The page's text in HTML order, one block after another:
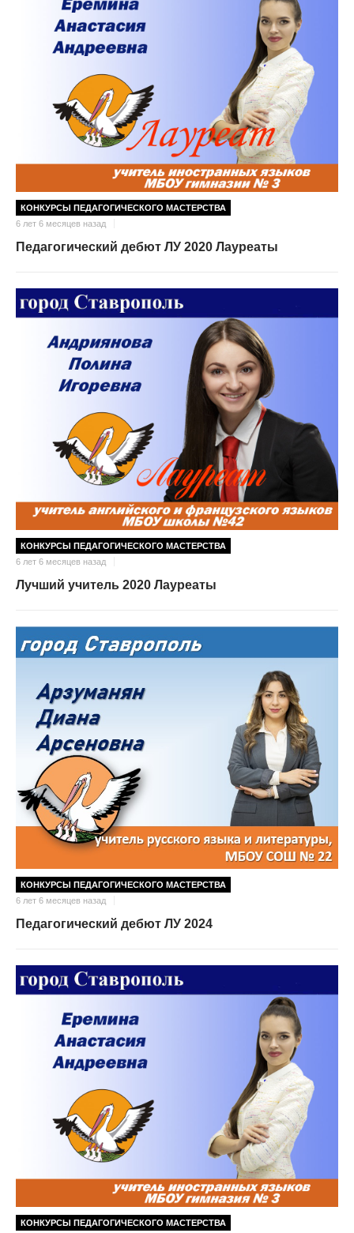
КОНКУРСЫ ПЕДАГОГИЧЕСКОГО МАСТЕРСТВА
6 лет 6 месяцев назад
Педагогический дебют ЛУ 2020 Лауреаты
КОНКУРСЫ ПЕДАГОГИЧЕСКОГО МАСТЕРСТВА
6 лет 6 месяцев назад
Лучший учитель 2020 Лауреаты
КОНКУРСЫ ПЕДАГОГИЧЕСКОГО МАСТЕРСТВА
6 лет 6 месяцев назад
Педагогический дебют ЛУ 2024
КОНКУРСЫ ПЕДАГОГИЧЕСКОГО МАСТЕРСТВА